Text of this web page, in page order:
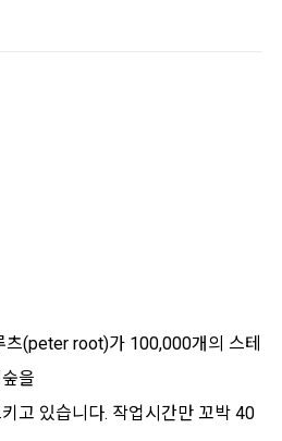
츠(peter root)가 100,000개의 스테
을
고 있습니다. 작업시간만 꼬박 40